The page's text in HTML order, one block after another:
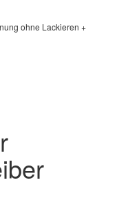
ohne Lackieren +